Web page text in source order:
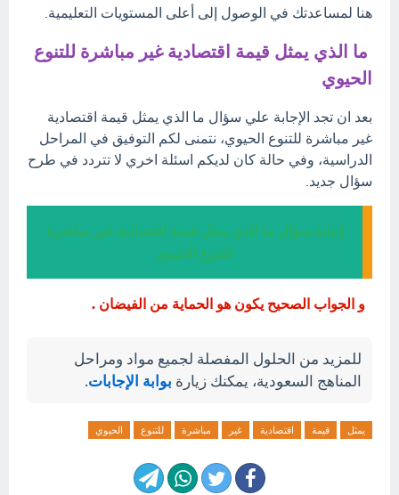
هنا لمساعدتك في الوصول إلى أعلى المستويات التعليمية.
ما الذي يمثل قيمة اقتصادية غير مباشرة للتنوع
الحيوي
بعد ان تجد الإجابة علي سؤال ما الذي يمثل قيمة اقتصادية
غير مباشرة للتنوع الحيوي، نتمنى لكم التوفيق في المراحل
الدراسية، وفي حالة كان لديكم اسئلة اخري لا تتردد في طرح
سؤال جديد.
إجابة سؤال ما الذي يمثل قيمة اقتصادية غير مباشرة
للتنوع الحيوي
و الجواب الصحيح يكون هو الحماية من الفيضان .
للمزيد من الحلول المفصلة لجميع مواد ومراحل
المناهج السعودية، يمكنك زيارة بوابة الإجابات.
يمثل قيمة اقتصادية غير مباشرة للتنوع الحيوي